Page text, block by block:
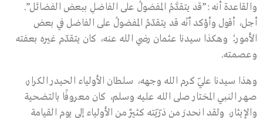
والقاعدة أنه :”قد يتقدَّمُ المفضولُ على الفاضلِ ببعض الفضائل”.
أجل، أقول وأؤكد أنّه قد يتقدّمُ المفضولُ على الفاضل في بعض
الأمور؛ وهكذا سيدنا عثمان رضي الله عنه، كان يتقدّم غيره بعفته
وعصمته.
وهذا سيدنا عليّ كرم الله وجهه، سلطان الأولياء الحيدر الكرار،
صهر النبي المختار صلى الله عليه وسلم، كان معروفًا بالتضحية
والإيثار، ولقد انحدرَ من ذرّيّته كثيرٌ من الأولياء إلى يوم القيامة